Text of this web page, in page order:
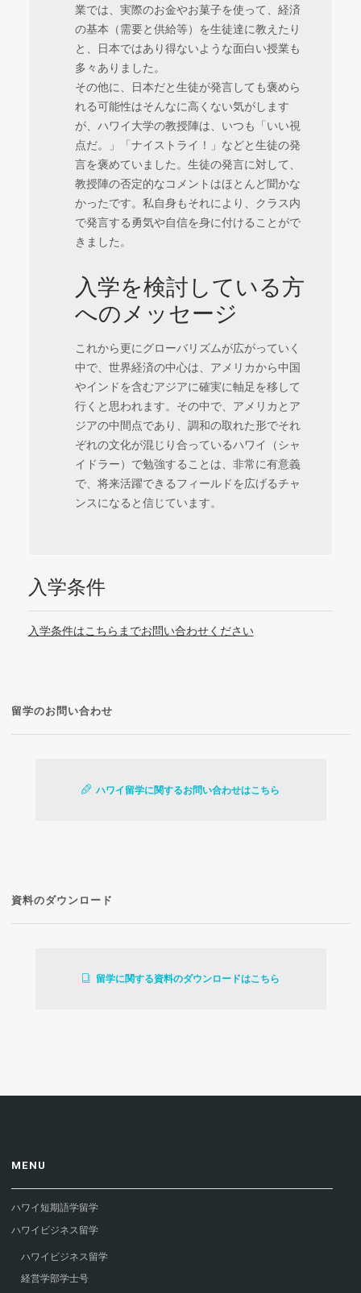
業では、実際のお金やお菓子を使って、経済
の基本（需要と供給等）を生徒達に教えたり
と、日本ではあり得ないような面白い授業も
多々ありました。
その他に、日本だと生徒が発言しても褒めら
れる可能性はそんなに高くない気がします
が、ハワイ大学の教授陣は、いつも「いい視
点だ。」「ナイストライ！」などと生徒の発
言を褒めていました。生徒の発言に対して、
教授陣の否定的なコメントはほとんど聞かな
かったです。私自身もそれにより、クラス内
で発言する勇気や自信を身に付けることがで
きました。
入学を検討している方
へのメッセージ
これから更にグローバリズムが広がっていく
中で、世界経済の中心は、アメリカから中国
やインドを含むアジアに確実に軸足を移して
行くと思われます。その中で、アメリカとア
ジアの中間点であり、調和の取れた形でそれ
ぞれの文化が混じり合っているハワイ（シャ
イドラー）で勉強することは、非常に有意義
で、将来活躍できるフィールドを広げるチャ
ンスになると信じています。
入学条件
入学条件はこちらまでお問い合わせください
留学のお問い合わせ
ハワイ留学に関するお問い合わせはこちら
資料のダウンロード
留学に関する資料のダウンロードはこちら
MENU
ハワイ短期語学留学
ハワイビジネス留学
ハワイビジネス留学
経営学部学士号